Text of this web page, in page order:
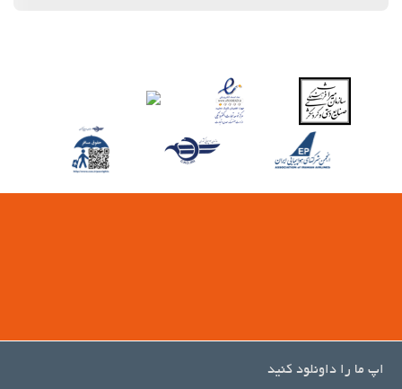
اپ ما را داونلود کنید